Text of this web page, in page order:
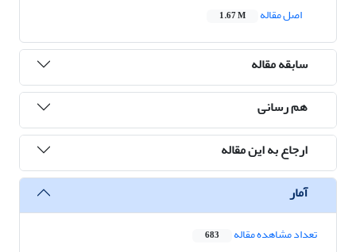
اصل مقاله
1.67 M
سابقه مقاله
هم رسانی
ارجاع به این مقاله
آمار
تعداد مشاهده مقاله 683